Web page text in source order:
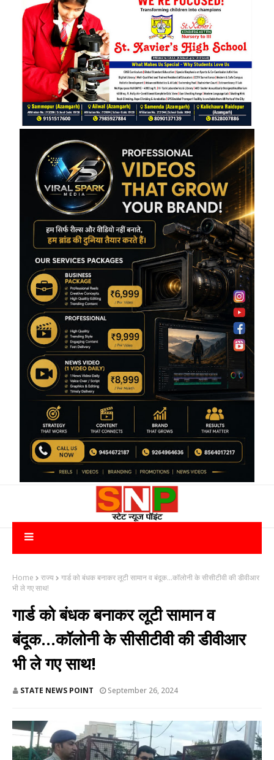
Home राज्य
गार्ड को बंधक बनाकर लूटी सामान व बंदूक...कॉलोनी के सीसीटीवी की डीवीआर
भी ले गए साथ!
गार्ड को बंधक बनाकर लूटी सामान व
बंदूक...कॉलोनी के सीसीटीवी की डीवीआर
भी ले गए साथ!
STATE NEWS POINT September 26, 2024